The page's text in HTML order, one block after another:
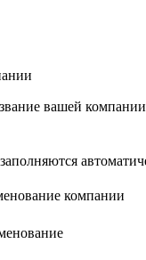
вашей компании
компании